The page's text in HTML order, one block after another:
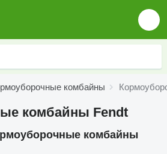
комбайны
комбайны Fendt
комбайны